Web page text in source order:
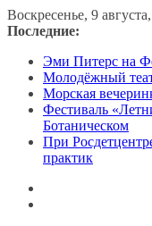
Перейти
к
Воскресенье, 9
Последние:
Эми Питерс на
Молодёжный
Морская
Фестиваль
Ботаническом
При
практик